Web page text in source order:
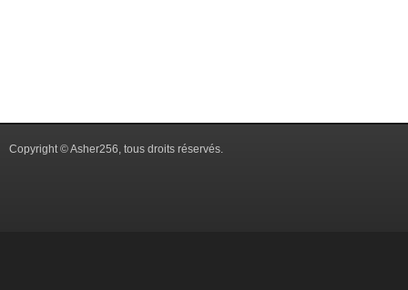
Copyright © Asher256, tous droits réservés.